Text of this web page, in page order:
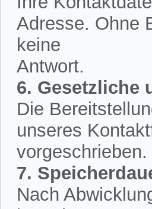
Adresse. Ohne
keine
Antwort.
6. Gesetzliche
Die
unseres
vorgeschrieben.
7.
Nach